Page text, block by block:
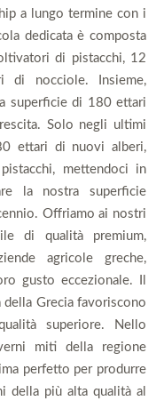
a lungo termine con i
dedicata è composta
di pistacchi, 12
nocciole. Insieme,
superficie di 180 ettari
Solo negli ultimi
ettari di nuovi alberi,
mettendoci in
la nostra superficie
Offriamo ai nostri
di qualità premium,
agricole greche,
gusto eccezionale. Il
Grecia favoriscono
superiore. Nello
miti della regione
perfetto per produrre
della più alta qualità al